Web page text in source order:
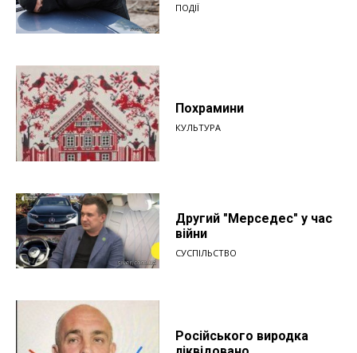
ПОДІЇ
Похрамини
КУЛЬТУРА
Другий "Мерседес" у час
війни
СУСПІЛЬСТВО
Російського виродка